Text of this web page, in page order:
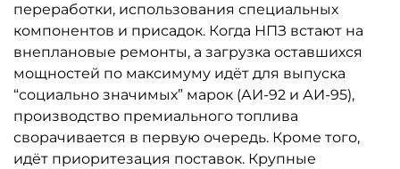
переработки, использования специальных
компонентов и присадок. Когда НПЗ встают на
внеплановые ремонты, а загрузка оставшихся
мощностей по максимуму идёт для выпуска
“социально значимых” марок (АИ-92 и АИ-95),
производство премиального топлива
сворачивается в первую очередь. Кроме того,
идёт приоритезация поставок. Крупные